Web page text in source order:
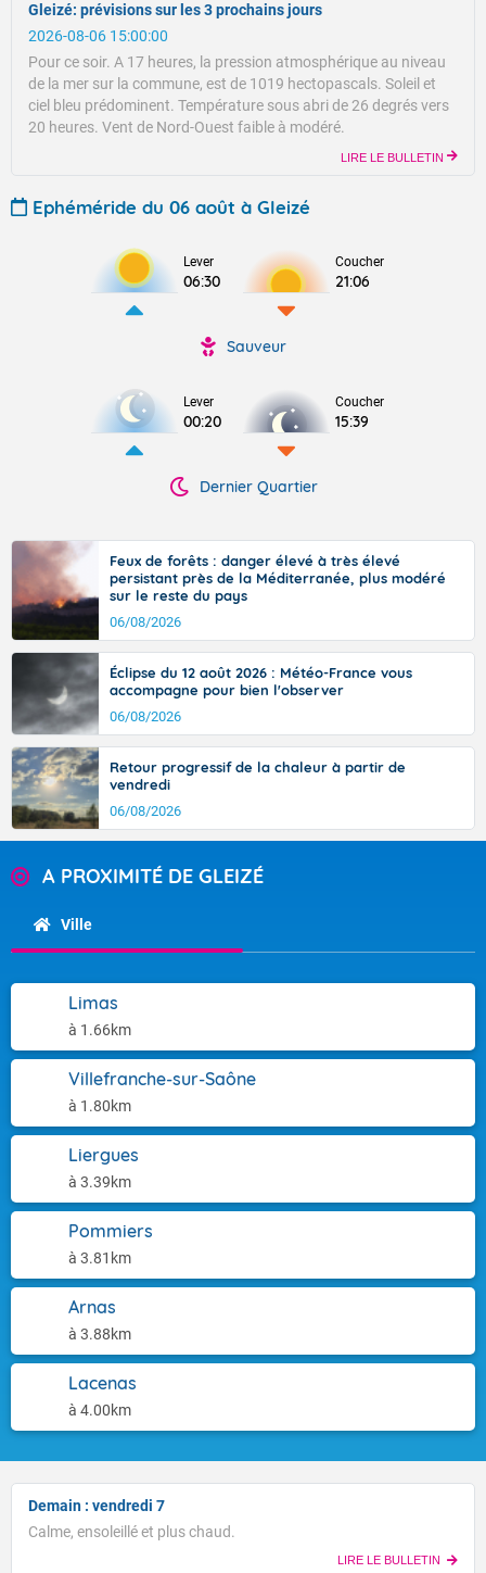
TENDANCE POUR LES JOURS SUIVANTS
Gleizé: prévisions sur les 3 prochains jours
2026-08-06 15:00:00
Pour ce soir. A 17 heures, la pression atmosphérique au niveau
de la mer sur la commune, est de 1019 hectopascals. Soleil et
ciel bleu prédominent. Température sous abri de 26 degrés vers
20 heures. Vent de Nord-Ouest faible à modéré.
LIRE LE BULLETIN
Ephéméride du 06 août à Gleizé
Lever
06:30
Coucher
21:06
Sauveur
Lever
00:20
Coucher
15:39
Dernier Quartier
Feux de forêts : danger élevé à très élevé
persistant près de la Méditerranée, plus modéré
sur le reste du pays
06/08/2026
Éclipse du 12 août 2026 : Météo-France vous
accompagne pour bien l'observer
06/08/2026
Retour progressif de la chaleur à partir de
vendredi
06/08/2026
A PROXIMITÉ DE GLEIZÉ
Ville
Limas
à 1.66km
Villefranche-sur-Saône
à 1.80km
Liergues
à 3.39km
Pommiers
à 3.81km
Arnas
à 3.88km
Lacenas
à 4.00km
Demain : vendredi 7
Calme, ensoleillé et plus chaud.
LIRE LE BULLETIN
Voici les températures maximales prévues pour le
vendredi 07 août 2026 : Brest : 23 Paris : 28 Lyon : 31
Biarritz : 26 Cherbourg : 21 Tours : 28 Clermont-Fd : 30
Perpignan : 37 Rennes : 27 Nancy : 29 Limoges : 32